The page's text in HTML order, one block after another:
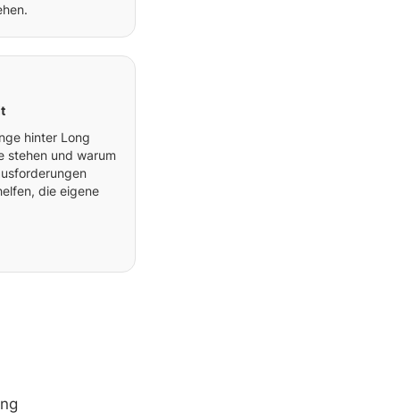
hinter Long
stehen und warum
die eigene